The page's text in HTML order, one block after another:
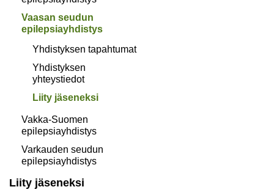
Vaasan seudun
epilepsiayhdistys
Yhdistyksen tapahtumat
Yhdistyksen
yhteystiedot
Liity jäseneksi
Vakka-Suomen
epilepsiayhdistys
Varkauden seudun
epilepsiayhdistys
Liity jäseneksi